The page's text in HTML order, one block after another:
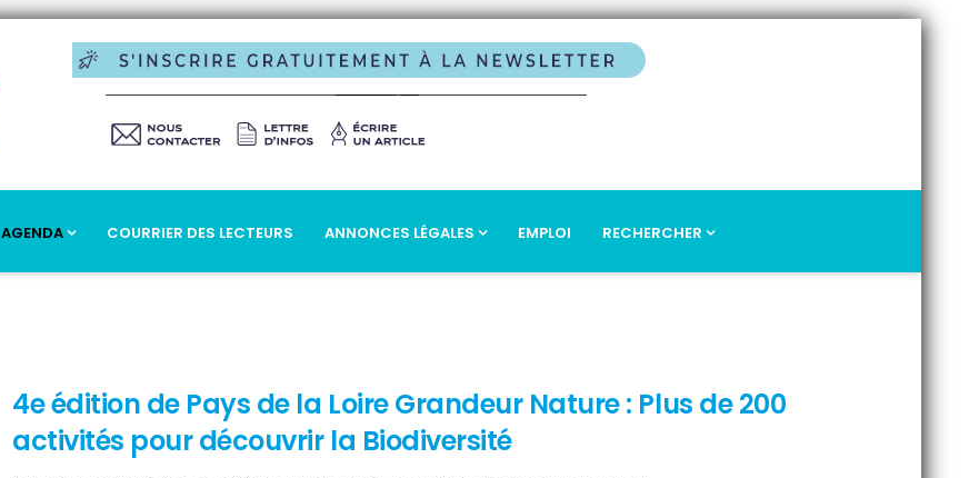
AGENDA COURRIER DES LECTEURS ANNONCES LÉGALES EMPLOI RECHERCHER
4e édition de Pays de la Loire Grandeur Nature : Plus de 200
activités pour découvrir la Biodiversité